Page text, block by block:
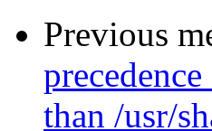
Previous
than /usr/